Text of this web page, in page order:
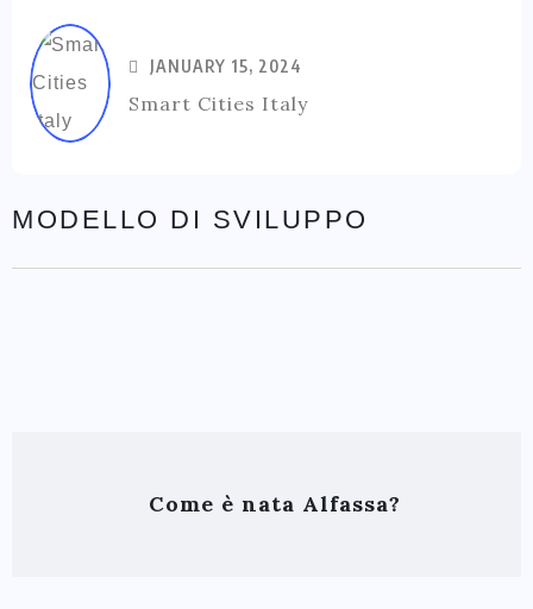
JANUARY 15, 2024
Smart Cities Italy
MODELLO DI SVILUPPO
Come è nata Alfassa?